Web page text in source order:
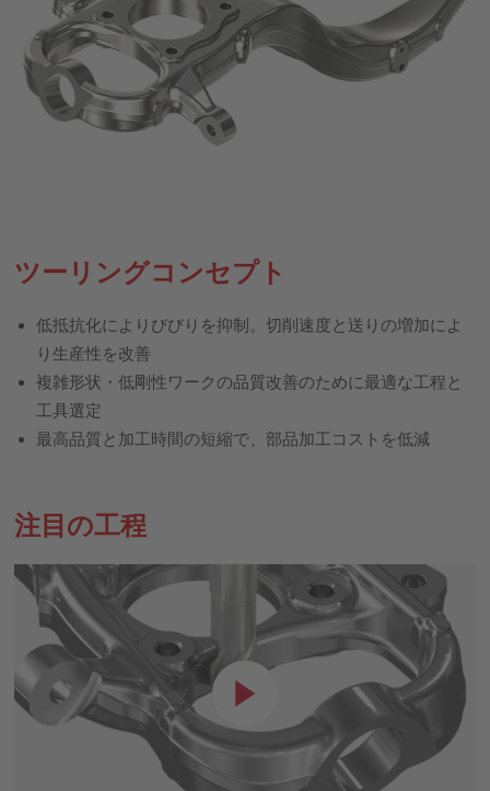
ツーリングコンセプト
低抵抗化によりびびりを抑制。切削速度と送りの増加によ
り生産性を改善
複雑形状・低剛性ワークの品質改善のために最適な工程と
工具選定
最高品質と加工時間の短縮で、部品加工コストを低減
注目の工程